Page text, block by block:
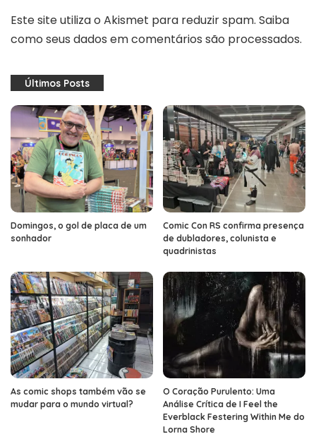
Este site utiliza o Akismet para reduzir spam. Saiba
como seus dados em comentários são processados.
Últimos Posts
Domingos, o gol de placa de um
sonhador
Comic Con RS confirma presença
de dubladores, colunista e
quadrinistas
As comic shops também vão se
mudar para o mundo virtual?
O Coração Purulento: Uma
Análise Crítica de I Feel the
Everblack Festering Within Me do
Lorna Shore